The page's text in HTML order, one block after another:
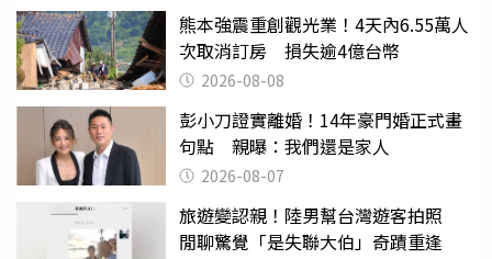
熊本強震重創觀光業！4天內6.55萬人
次取消訂房 損失逾4億台幣
2026-08-08
彭小刀證實離婚！14年豪門婚正式畫
句點 親曝：我們還是家人
2026-08-07
旅遊變認親！陸男幫台灣遊客拍照
閒聊驚覺「是失聯大伯」奇蹟重逢